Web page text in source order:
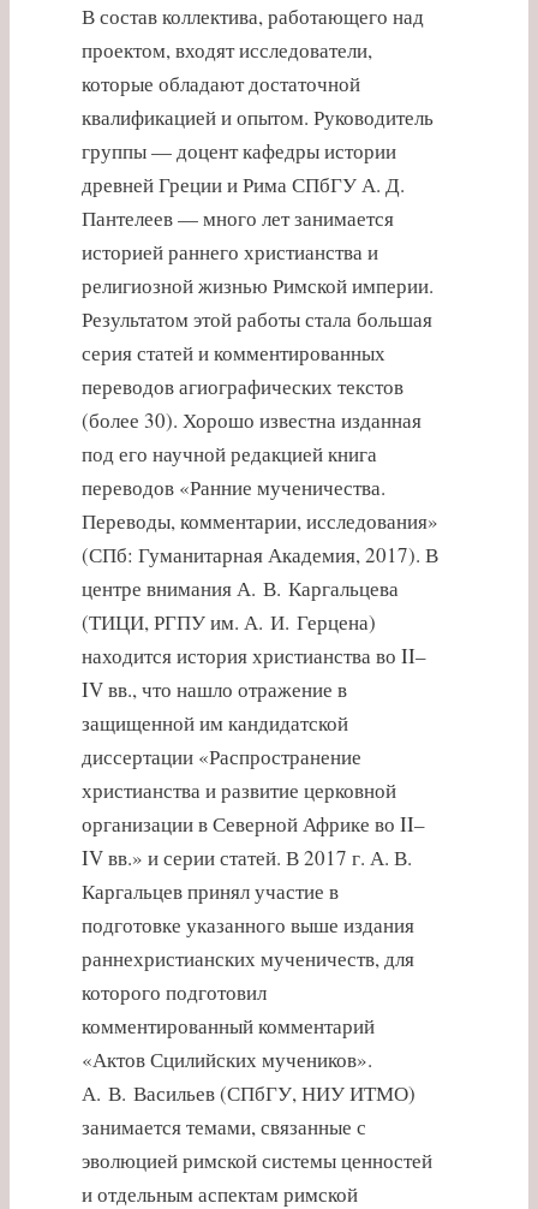
В состав коллектива, работающего над
проектом, входят исследователи,
которые обладают достаточной
квалификацией и опытом. Руководитель
группы — доцент кафедры истории
древней Греции и Рима СПбГУ А. Д.
Пантелеев — много лет занимается
историей раннего христианства и
религиозной жизнью Римской империи.
Результатом этой работы стала большая
серия статей и комментированных
переводов агиографических текстов
(более 30). Хорошо известна изданная
под его научной редакцией книга
переводов «Ранние мученичества.
Переводы, комментарии, исследования»
(СПб: Гуманитарная Академия, 2017). В
центре внимания А. В. Каргальцева
(ТИЦИ, РГПУ им. А. И. Герцена)
находится история христианства во II–
IV вв., что нашло отражение в
защищенной им кандидатской
диссертации «Распространение
христианства и развитие церковной
организации в Северной Африке во II–
IV вв.» и серии статей. В 2017 г. А. В.
Каргальцев принял участие в
подготовке указанного выше издания
раннехристианских мученичеств, для
которого подготовил
комментированный комментарий
«Актов Сцилийских мучеников».
А. В. Васильев (СПбГУ, НИУ ИТМО)
занимается темами, связанные с
эволюцией римской системы ценностей
и отдельным аспектам римской